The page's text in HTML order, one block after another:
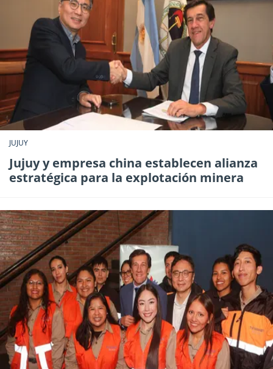
JUJUY
Jujuy y empresa china establecen alianza
estratégica para la explotación minera